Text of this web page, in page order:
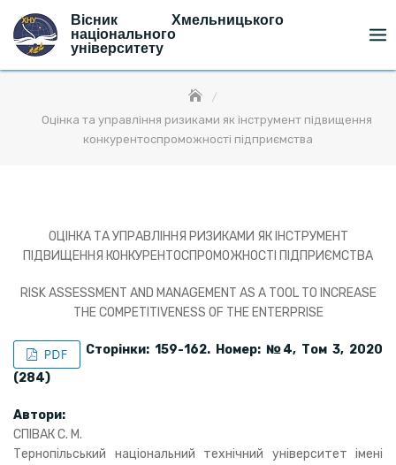
content
Вісник Хмельницького
національного
університету
Оцінка та управління ризиками як інструмент підвищення
конкурентоспроможності підприємства
ОЦІНКА ТА УПРАВЛІННЯ РИЗИКАМИ ЯК ІНСТРУМЕНТ
ПІДВИЩЕННЯ КОНКУРЕНТОСПРОМОЖНОСТІ ПІДПРИЄМСТВА
RISK ASSESSMENT AND MANAGEMENT AS A TOOL TO INCREASE
THE COMPETITIVENESS OF THE ENTERPRISE
Сторінки: 159-162. Номер: №4, Том 3, 2020
(284)
Автори:
СПІВАК С. М.
Тернопільський національний технічний університет імені